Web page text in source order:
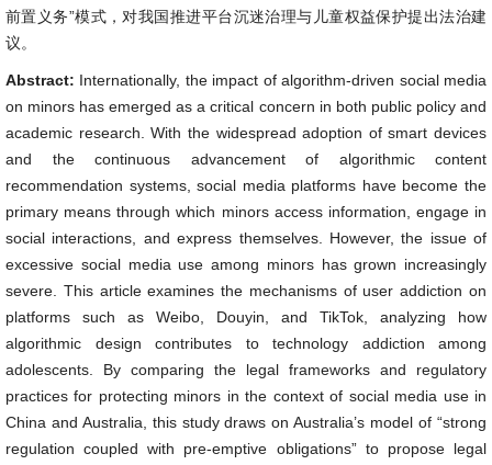
前置义务”模式，对我国推进平台沉迷治理与儿童权益保护提出法治建
议。
Abstract: Internationally, the impact of algorithm-driven social media
on minors has emerged as a critical concern in both public policy and
academic research. With the widespread adoption of smart devices
and the continuous advancement of algorithmic content
recommendation systems, social media platforms have become the
primary means through which minors access information, engage in
social interactions, and express themselves. However, the issue of
excessive social media use among minors has grown increasingly
severe. This article examines the mechanisms of user addiction on
platforms such as Weibo, Douyin, and TikTok, analyzing how
algorithmic design contributes to technology addiction among
adolescents. By comparing the legal frameworks and regulatory
practices for protecting minors in the context of social media use in
China and Australia, this study draws on Australia’s model of “strong
regulation coupled with pre-emptive obligations” to propose legal